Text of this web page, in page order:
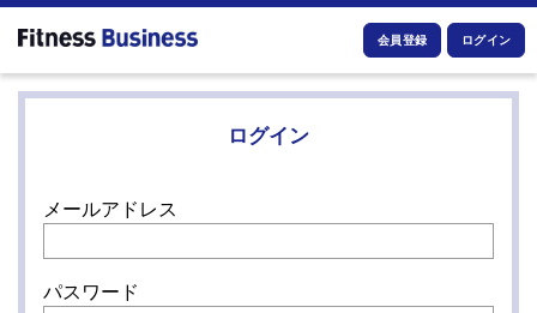
会員登録 ログイン
ログイン
メールアドレス
パスワード